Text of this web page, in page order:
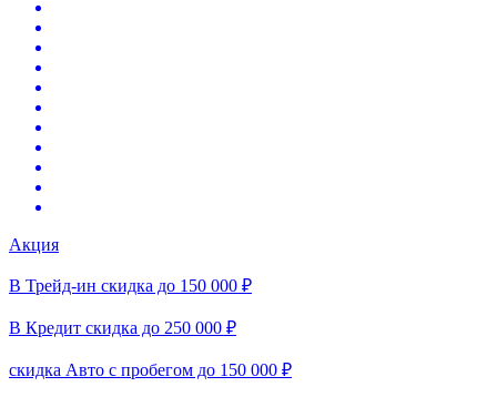
Акция
В Трейд-ин скидка до 150 000 ₽
В Кредит скидка до 250 000 ₽
скидка Авто с пробегом до 150 000 ₽